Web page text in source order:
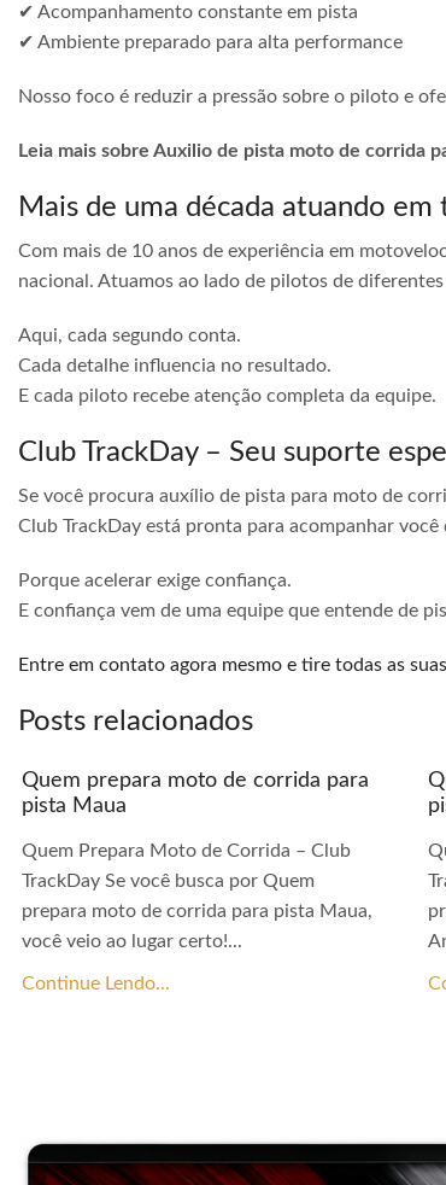
✔ Acompanhamento constante em pista
✔ Ambiente preparado para alta performance
Nosso foco é reduzir a pressão sobre o piloto e
Leia mais sobre Auxilio de pista moto de corrida
Mais de uma década atuando em
Com mais de 10 anos de experiência em
nacional. Atuamos ao lado de pilotos de
Aqui, cada segundo conta.
Cada detalhe influencia no resultado.
E cada piloto recebe atenção completa da equipe.
Club TrackDay – Seu suporte
Se você procura auxílio de pista para moto de
Club TrackDay está pronta para acompanhar
Porque acelerar exige confiança.
E confiança vem de uma equipe que entende de
Entre em contato agora mesmo e tire todas as
Posts relacionados
Quem prepara moto de corrida para
pista Maua
Quem Prepara Moto de Corrida – Club
TrackDay Se você busca por Quem
prepara moto de corrida para pista Maua,
você veio ao lugar certo!...
Continue Lendo...